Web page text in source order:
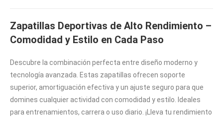
Zapatillas Deportivas de Alto Rendimiento –
Comodidad y Estilo en Cada Paso
Descubre la combinación perfecta entre diseño moderno y
tecnología avanzada. Estas zapatillas ofrecen soporte
superior, amortiguación efectiva y un ajuste seguro para que
domines cualquier actividad con comodidad y estilo. Ideales
para entrenamientos, carrera o uso diario. ¡Lleva tu rendimiento